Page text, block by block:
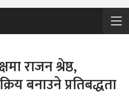
राजन श्रेष्ठ,
बनाउने प्रतिबद्धता